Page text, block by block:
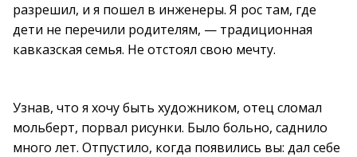
разрешил, и я пошел в инженеры. Я рос там, где
дети не перечили родителям, — традиционная
кавказская семья. Не отстоял свою мечту.
Узнав, что я хочу быть художником, отец сломал
мольберт, порвал рисунки. Было больно, саднило
много лет. Отпустило, когда появились вы: дал себе